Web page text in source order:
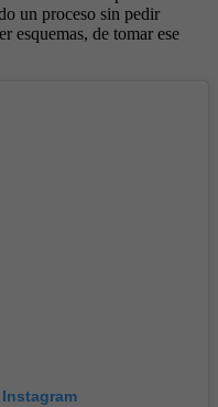
un proceso sin pedir
esquemas, de tomar ese